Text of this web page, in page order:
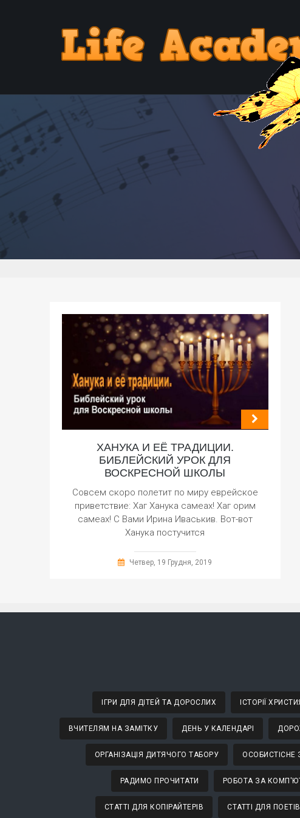
ХАНУКА И ЕЁ ТРАДИЦИИ.
БИБЛЕЙСКИЙ УРОК ДЛЯ
ВОСКРЕСНОЙ ШКОЛЫ
Совсем скоро полетит по миру еврейское
приветствие: Хаг Ханука самеах! Хаг орим
самеах! С Вами Ирина Иваськив. Вот-вот
Ханука постучится
Четвер, 19 Грудня, 2019
ІГРИ ДЛЯ ДІТЕЙ ТА ДОРОСЛИХ ІСТОРІЇ
ВЧИТЕЛЯМ НА ЗАМІТКУ ДЕНЬ У КАЛЕНДАРІ
ОРГАНІЗАЦІЯ ДИТЯЧОГО ТАБОРУ ОСОБИСТІСНЕ
РАДИМО ПРОЧИТАТИ РОБОТА ЗА
СТАТТІ ДЛЯ КОПІРАЙТЕРІВ СТАТТІ ДЛЯ